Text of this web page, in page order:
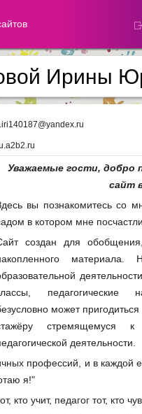
Добавлено — 39050
Ирины
Уважаемые гости, добро
сайт
вы познакомитесь со
в котором мне
создан для
может
стремящемуся к
деятельности.
профессий, и в каждой
я!"
кто учит, педагог тот, кто